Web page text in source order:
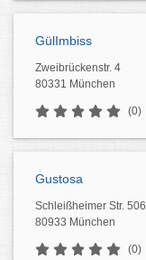
GülImbiss
Zweibrückenstr. 4
80331 München
(0)
Gustosa
Schleißheimer Str. 506
80933 München
(0)